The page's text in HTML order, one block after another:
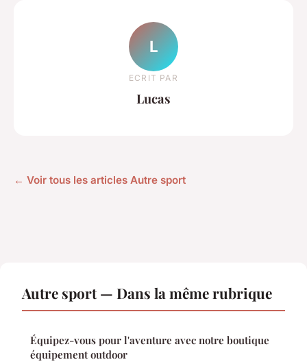
L
ECRIT PAR
Lucas
← Voir tous les articles Autre sport
Autre sport — Dans la même rubrique
Équipez-vous pour l'aventure avec notre boutique
équipement outdoor